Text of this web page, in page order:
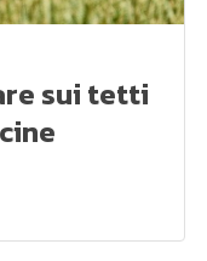
sui tetti